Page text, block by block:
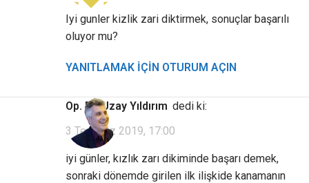
Iyi gunler kizlik zari diktirmek, sonuçlar başarılı
oluyor mu?
YANITLAMAK IÇIN OTURUM AÇIN
Op. Dr. Uzay Yıldırım dedi ki:
3 Temmuz 2019, 17:00
iyi günler, kızlık zarı dikiminde başarı demek,
sonraki dönemde girilen ilk ilişkide kanamanın